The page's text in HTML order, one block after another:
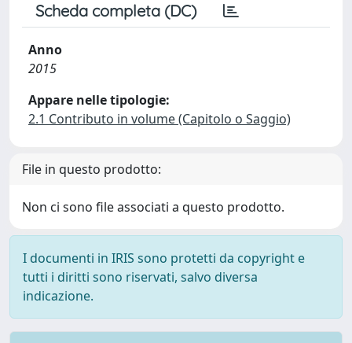
Scheda completa (DC)
Anno
2015
Appare nelle tipologie:
2.1 Contributo in volume (Capitolo o Saggio)
File in questo prodotto:
Non ci sono file associati a questo prodotto.
I documenti in IRIS sono protetti da copyright e
tutti i diritti sono riservati, salvo diversa
indicazione.